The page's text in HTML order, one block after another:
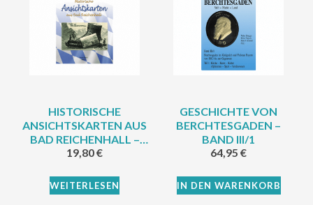
HISTORISCHE
ANSICHTSKARTEN AUS
BAD REICHENHALL –
BAND IV
19,80€
WEITERLESEN
GESCHICHTE VON
BERCHTESGADEN –
BAND III/1
64,95 €
IN DEN WARENKORB